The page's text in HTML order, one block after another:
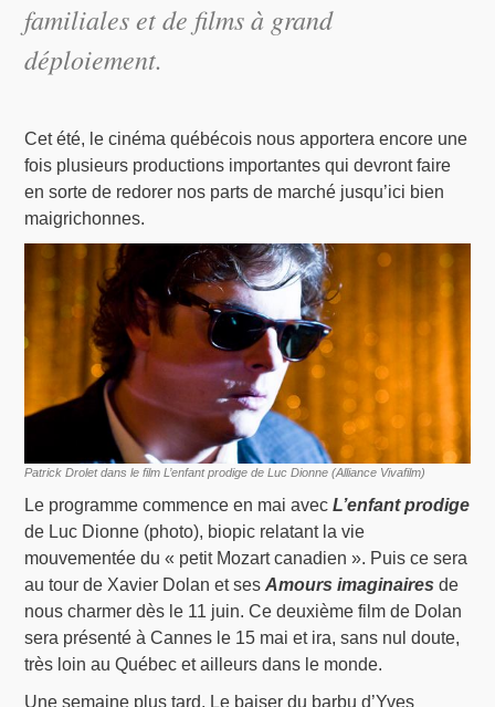
familiales et de films à grand
déploiement.
Cet été, le cinéma québécois nous apportera encore une
fois plusieurs productions importantes qui devront faire
en sorte de redorer nos parts de marché jusqu’ici bien
maigrichonnes.
Patrick Drolet dans le film L’enfant prodige de Luc Dionne (Alliance Vivafilm)
Le programme commence en mai avecL’enfant prodige
de Luc Dionne (photo), biopic relatant la vie
mouvementée du « petit Mozart canadien ». Puis ce sera
au tour de Xavier Dolan et sesAmours imaginaires de
nous charmer dès le 11 juin. Ce deuxième film de Dolan
sera présenté à Cannes le 15 mai et ira, sans nul doute,
très loin au Québec et ailleurs dans le monde.
Une semaine plus tard, Le baiser du barbu d’Yves